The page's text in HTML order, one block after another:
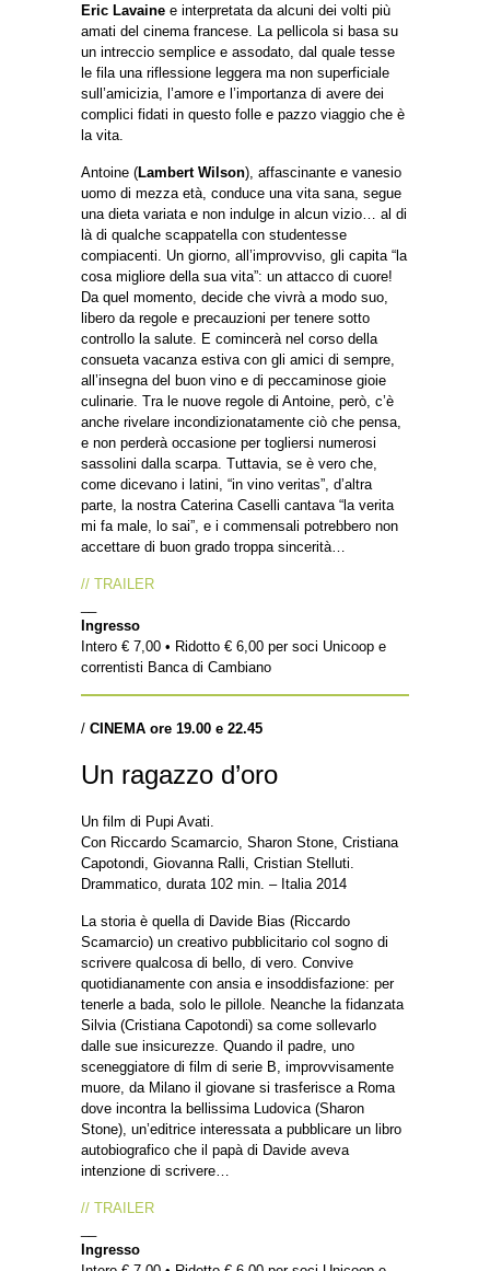
Eric Lavaine e interpretata da alcuni dei volti più
amati del cinema francese. La pellicola si basa su
un intreccio semplice e assodato, dal quale tesse
le fila una riflessione leggera ma non superficiale
sull’amicizia, l’amore e l’importanza di avere dei
complici fidati in questo folle e pazzo viaggio che è
la vita.
Antoine (Lambert Wilson), affascinante e vanesio
uomo di mezza età, conduce una vita sana, segue
una dieta variata e non indulge in alcun vizio… al di
là di qualche scappatella con studentesse
compiacenti. Un giorno, all’improvviso, gli capita “la
cosa migliore della sua vita”: un attacco di cuore!
Da quel momento, decide che vivrà a modo suo,
libero da regole e precauzioni per tenere sotto
controllo la salute. E comincerà nel corso della
consueta vacanza estiva con gli amici di sempre,
all’insegna del buon vino e di peccaminose gioie
culinarie. Tra le nuove regole di Antoine, però, c’è
anche rivelare incondizionatamente ciò che pensa,
e non perderà occasione per togliersi numerosi
sassolini dalla scarpa. Tuttavia, se è vero che,
come dicevano i latini, “in vino veritas”, d’altra
parte, la nostra Caterina Caselli cantava “la verita
mi fa male, lo sai”, e i commensali potrebbero non
accettare di buon grado troppa sincerità…
// TRAILER
Ingresso
Intero € 7,00 • Ridotto € 6,00 per soci Unicoop e
correntisti Banca di Cambiano
/ CINEMA ore 19.00 e 22.45
Un ragazzo d’oro
Un film di Pupi Avati.
Con Riccardo Scamarcio, Sharon Stone, Cristiana
Capotondi, Giovanna Ralli, Cristian Stelluti.
Drammatico, durata 102 min. – Italia 2014
La storia è quella di Davide Bias (Riccardo
Scamarcio) un creativo pubblicitario col sogno di
scrivere qualcosa di bello, di vero. Convive
quotidianamente con ansia e insoddisfazione: per
tenerle a bada, solo le pillole. Neanche la fidanzata
Silvia (Cristiana Capotondi) sa come sollevarlo
dalle sue insicurezze. Quando il padre, uno
sceneggiatore di film di serie B, improvvisamente
muore, da Milano il giovane si trasferisce a Roma
dove incontra la bellissima Ludovica (Sharon
Stone), un’editrice interessata a pubblicare un libro
autobiografico che il papà di Davide aveva
intenzione di scrivere…
// TRAILER
Ingresso